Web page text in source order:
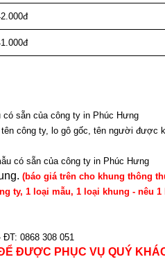
sẵn của công ty in Phúc Hưng
công ty, lo gô gốc, tên người được
có sẵn của công ty in Phúc Hưng
(báo giá trên cho khung thông
ty, 1 loại mẫu, 1 loại khung - nêu 1
0868 308 051
ĐƯỢC PHỤC VỤ QUÝ